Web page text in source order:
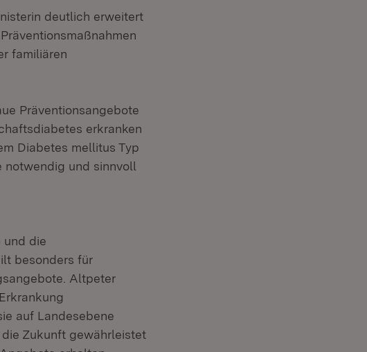
deutlich erweitert
familiären
Präventionsangebote
erkranken
Diabetes mellitus Typ
notwendig und sinnvoll
und die
besonders für
Altpeter
auf Landesebene
Zukunft gewährleistet